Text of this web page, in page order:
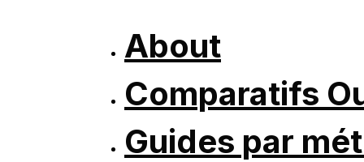
About
Comparatifs
Guides par